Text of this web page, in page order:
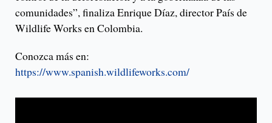
comunidades”, finaliza Enrique Díaz, director País de
Wildlife Works en Colombia.
Conozca más en:
https://www.spanish.wildlifeworks.com/